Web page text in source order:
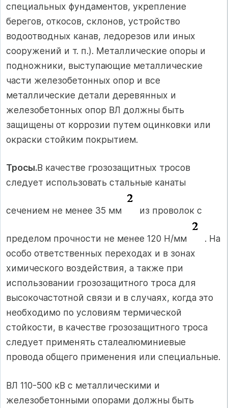
специальных фундаментов, укрепление
берегов, откосов, склонов, устройство
водоотводных канав, ледорезов или иных
сооружений и т. п.). Металлические опоры и
подножники, выступающие металлические
части железобетонных опор и все
металлические детали деревянных и
железобетонных опор ВЛ должны быть
защищены от коррозии путем оцинковки или
окраски стойким покрытием.
Тросы.В качестве грозозащитных тросов
следует использовать стальные канаты
сечением не менее 35 мм из проволок с
пределом прочности не менее 120 Н/мм
. На
особо ответственных переходах и в зонах
химического воздействия, а также при
использовании грозозащитного троса для
высокочастотной связи и в случаях, когда это
необходимо по условиям термической
стойкости, в качестве грозозащитного троса
следует применять сталеалюминиевые
провода общего применения или специальные.
ВЛ 110-500 кВ с металлическими и
железобетонными опорами должны быть